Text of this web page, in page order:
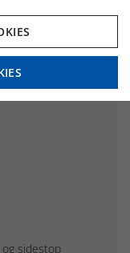
sidestop